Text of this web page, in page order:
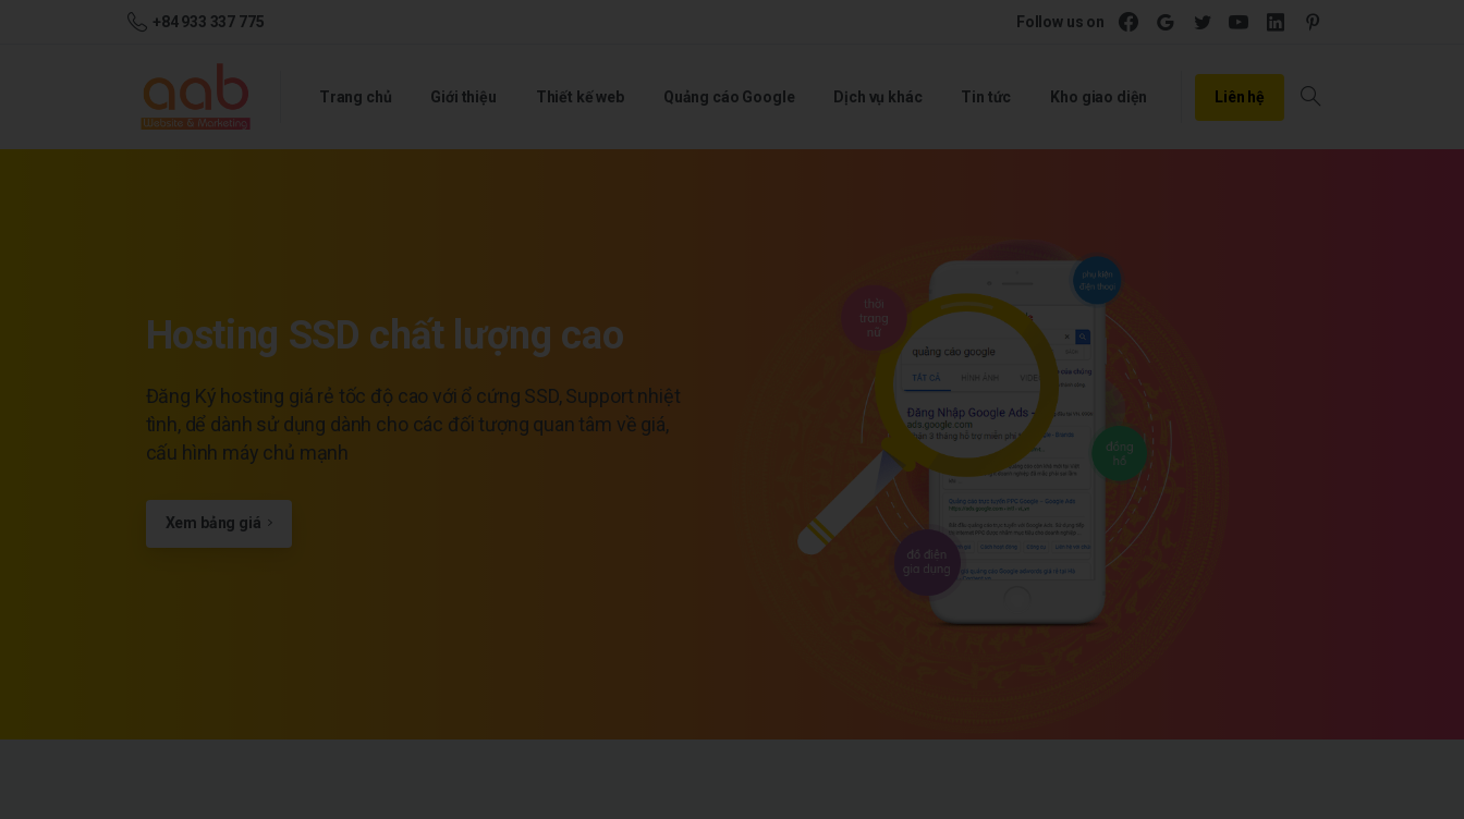
+84 933 337 775 Follow us on
Trang chủ Giới thiệu Thiết kế web Quảng cáo Google Dịch vụ khác Tin tức Kho giao diện Liên hệ
Search
Hosting SSD chất lượng cao
Đăng Ký hosting giá rẻ tốc độ cao với ổ cứng SSD, Support nhiệt
tình, dể dành sử dụng dành cho các đối tượng quan tâm về giá,
cấu hình máy chủ mạnh
Xem bảng giá